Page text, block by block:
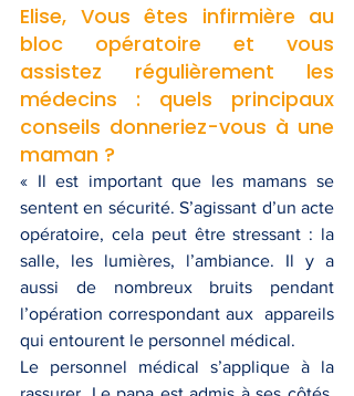
Elise, Vous êtes infirmière au
bloc opératoire et vous
assistez régulièrement les
médecins : quels principaux
conseils donneriez-vous à une
maman ?
« Il est important que les mamans se
sentent en sécurité. S’agissant d’un acte
opératoire, cela peut être stressant : la
salle, les lumières, l’ambiance. Il y a
aussi de nombreux bruits pendant
l’opération correspondant aux  appareils
qui entourent le personnel médical.
Le personnel médical s’applique à la